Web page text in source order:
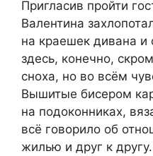
Пригласив пройти
Валентина
на краешек дивана
здесь, конечно,
сноха, но во всём
Вышитые бисером
на подоконниках,
всё говорило об
жилью и друг к другу.